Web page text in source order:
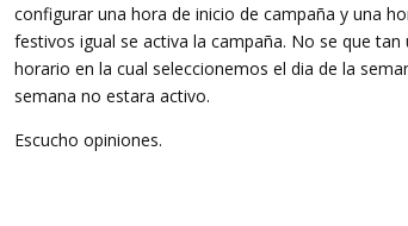
configurar una hora de inicio de campaña y una
festivos igual se activa la campaña. No se que
horario en la cual seleccionemos el dia de la
semana no estara activo.
Escucho opiniones.